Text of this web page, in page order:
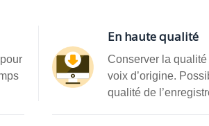
En haute qualité
Conserver la
voix d’origine.
qualité de